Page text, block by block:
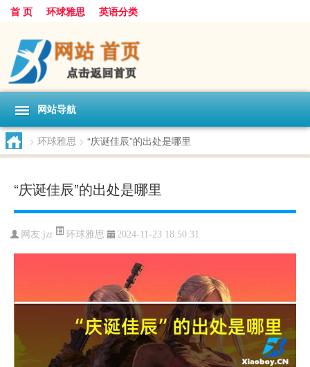
首 页 环球雅思 英语分类
网站导航
> 环球雅思 > “庆诞佳辰”的出处是哪里
“庆诞佳辰”的出处是哪里
网友:jzr 环球雅思 2024-11-23 18:50:31